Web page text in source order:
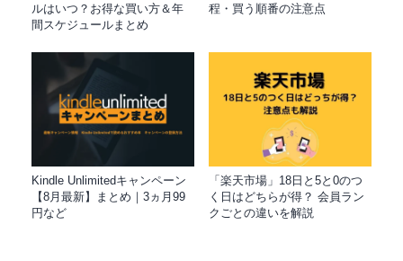
ルはいつ？お得な買い方＆年
間スケジュールまとめ
程・買う順番の注意点
Kindle Unlimitedキャンペーン
【8月最新】まとめ｜3ヵ月99
円など
「楽天市場」18日と5と0のつ
く日はどちらが得？ 会員ラン
クごとの違いを解説